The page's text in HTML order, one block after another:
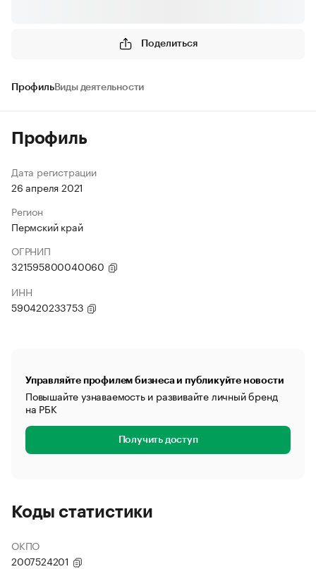
Поделиться
ПрофильВиды деятельности
Профиль
Дата регистрации
26 апреля 2021
Регион
Пермский край
ОГРНИП
321595800040060
ИНН
590420233753
Управляйте профилем бизнеса и публикуйте новости
Повышайте узнаваемость и развивайте личный бренд
на РБК
Получить доступ
Коды статистики
ОКПО
2007524201